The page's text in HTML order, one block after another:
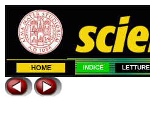
HOME INDICE LETTURE